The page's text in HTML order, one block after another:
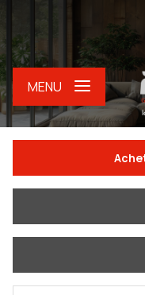
MENU
Du neuf
De l'immo pro